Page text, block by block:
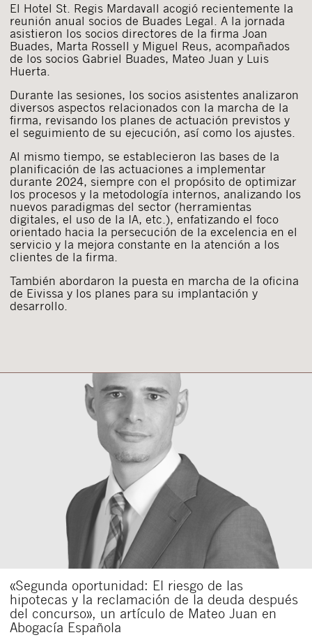
El Hotel St. Regis Mardavall acogió recientemente la
reunión anual socios de Buades Legal. A la jornada
asistieron los socios directores de la firma Joan
Buades, Marta Rossell y Miguel Reus, acompañados
de los socios Gabriel Buades, Mateo Juan y Luis
Huerta.
Durante las sesiones, los socios asistentes analizaron
diversos aspectos relacionados con la marcha de la
firma, revisando los planes de actuación previstos y
el seguimiento de su ejecución, así como los ajustes.
Al mismo tiempo, se establecieron las bases de la
planificación de las actuaciones a implementar
durante 2024, siempre con el propósito de optimizar
los procesos y la metodología internos, analizando los
nuevos paradigmas del sector (herramientas
digitales, el uso de la IA, etc.), enfatizando el foco
orientado hacia la persecución de la excelencia en el
servicio y la mejora constante en la atención a los
clientes de la firma.
También abordaron la puesta en marcha de la oficina
de Eivissa y los planes para su implantación y
desarrollo.
«Segunda oportunidad: El riesgo de las
hipotecas y la reclamación de la deuda después
del concurso», un artículo de Mateo Juan en
Abogacía Española